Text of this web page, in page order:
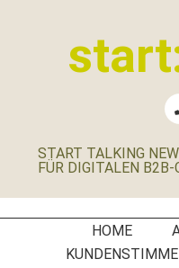
B2B-
Social
Media
Manager
START TALKING
FÜR DIGITALEN
HOME